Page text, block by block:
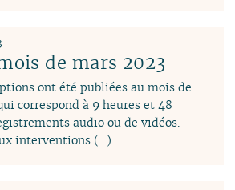
de mars 2023
ont été publiées au mois de
correspond à 9 heures et 48
audio ou de vidéos.
interventions (…)